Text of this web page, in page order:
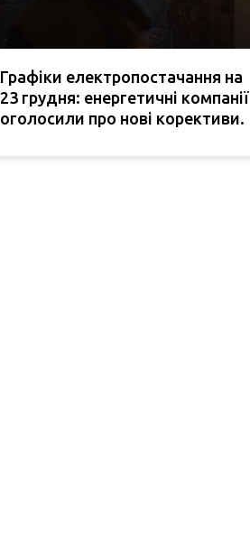
Графіки електропостачання на
23 грудня: енергетичні компанії
оголосили про нові корективи.